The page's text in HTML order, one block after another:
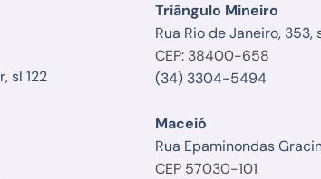
sl 122
Triângulo Mineiro
Rua Rio de Janeiro, 353,
CEP: 38400-658
(34) 3304-5494
Maceió
Rua Epaminondas
CEP 57030-101